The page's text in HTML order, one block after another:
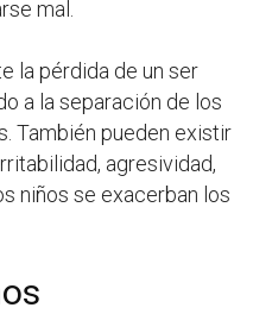
mal.
la pérdida de un ser
a la separación de los
También pueden existir
agresividad,
niños se exacerban los